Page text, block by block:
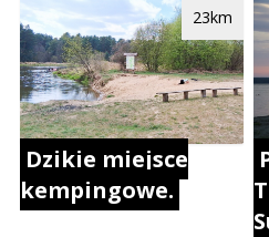
Dzikie miejsce
kempingowe.
23km